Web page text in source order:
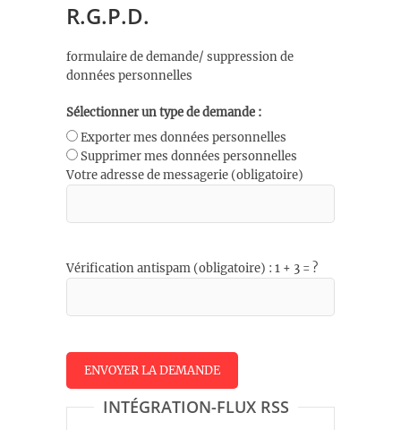
R.G.P.D.
formulaire de demande/ suppression de
données personnelles
Sélectionner un type de demande :
Exporter mes données personnelles
Supprimer mes données personnelles
Votre adresse de messagerie (obligatoire)
Vérification antispam (obligatoire) : 1 + 3 = ?
INTÉGRATION-FLUX RSS